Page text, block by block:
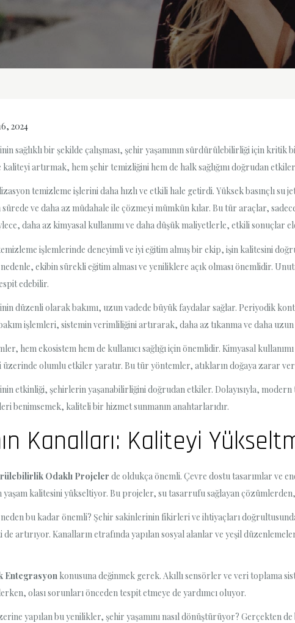
2024
sağlıklı bir şekilde çalışması, şehir yaşamının sürdürülebilirliği için
artırmak, hem şehir temizliğini hem de halk sağlığını doğrudan
temizleme işlerini daha hızlı ve etkili hale getirdi. Yüksek basınçlı
sürede ve daha az müdahale ile çözmeyi mümkün kılar. Bu tür araçlar,
daha az kimyasal kullanımı ve daha düşük maliyetlerle, etkili sonuçlar
işlemlerinde deneyimli ve iyi eğitim almış bir ekip, işin kalitesini
ekibin sürekli eğitim alması ve yeniliklere açık olması önemlidir.
edebilir.
düzenli olarak bakımı, uzun vadede büyük faydalar sağlar. Periyodik
işlemleri, sistemin verimliliğini artırarak, daha az tıkanma ve daha
hem ekosistem hem de kullanıcı sağlığı için önemlidir. Kimyasal
olumlu etkiler yaratır. Bu tür yöntemler, atıkların doğaya zarar
etkinliği, şehirlerin yaşanabilirliğini doğrudan etkiler. Dolayısıyla,
benimsemek, kaliteli bir hizmet sunmanın anahtarlarıdır.
Kanalları: Kaliteyi
Odaklı Projeler de oldukça önemli. Çevre dostu tasarımlar ve
yaşam kalitesini yükseltiyor. Bu projeler, su tasarrufu sağlayan
neden bu kadar önemli? Şehir sakinlerinin fikirleri ve ihtiyaçları
artırıyor. Kanalların etrafında yapılan sosyal alanlar ve yeşil
Entegrasyon konusuna değinmek gerek. Akıllı sensörler ve veri toplama
olası sorunları önceden tespit etmeye de yardımcı oluyor.
yapılan bu yenilikler, şehir yaşamını nasıl dönüştürüyor? Gerçekten